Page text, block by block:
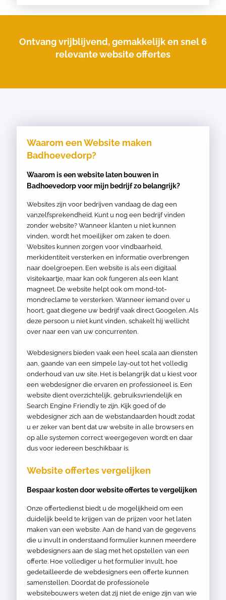
Ontvang vrijblijvend, gemakkelijk en snel 6
relevante website offertes
Waarom een Website maken
Badhoevedorp?
Waarom is een website laten bouwen in
Badhoevedorp voor mijn bedrijf zo belangrijk?
Websites zijn voor bedrijven vandaag de dag een
vanzelfsprekendheid. Kunt u nog een bedrijf vinden
zonder website? Wanneer klanten u niet kunnen
vinden, wordt het moeilijker om zaken te doen.
Websites kunnen zorgen voor vindbaarheid,
merkidentiteit versterken en informatie overbrengen
naar doelgroepen. Een website is als een digitaal
visitekaartje, maar kan ook fungeren als een klant
magneet. De website helpt ook om mond-tot-
mondreclame te versterken. Wanneer iemand over u
hoort, gaat diegene uw bedrijf vaak direct Googelen. Als
deze persoon u niet kunt vinden, schakelt hij wellicht
over naar een van uw concurrenten.
Webdesigners bieden vaak een heel scala aan diensten
aan, gaande van een simpele lay-out tot het volledig
onderhoud van uw site. Het is belangrijk dat u kiest voor
een webdesigner die ervaren en professioneel is. Een
website dient overzichtelijk, gebruiksvriendelijk en
Search Engine Friendly te zijn. Kijk goed of de
webdesigner zich aan de webstandaarden houdt zodat
u er zeker van bent dat uw website in alle browsers en
op alle systemen correct weergegeven wordt en daar
dus voor iedereen beschikbaar is.
Website offertes vergelijken
Bespaar kosten door website offertes te vergelijken
Onze offertedienst biedt u de mogelijkheid om een
duidelijk beeld te krijgen van de prijzen voor het laten
maken van een website. Aan de hand van de gegevens
die u invult in onderstaand formulier kunnen meerdere
webdesigners aan de slag met het opstellen van een
offerte. Hoe vollediger u het formulier invult, hoe
gedetailleerde de webdesigners een offerte kunnen
samenstellen. Doordat de professionele
websitebouwers weten dat zij niet de enige zijn van wie